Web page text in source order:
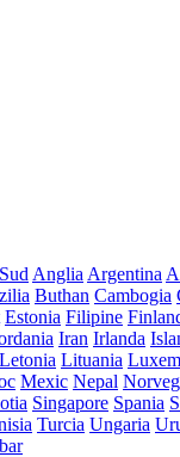
Anglia Argentina
Buthan Cambogia
Estonia Filipine
Iran Irlanda
Letonia Lituania
Mexic Nepal
Singapore Spania
Turcia Ungaria